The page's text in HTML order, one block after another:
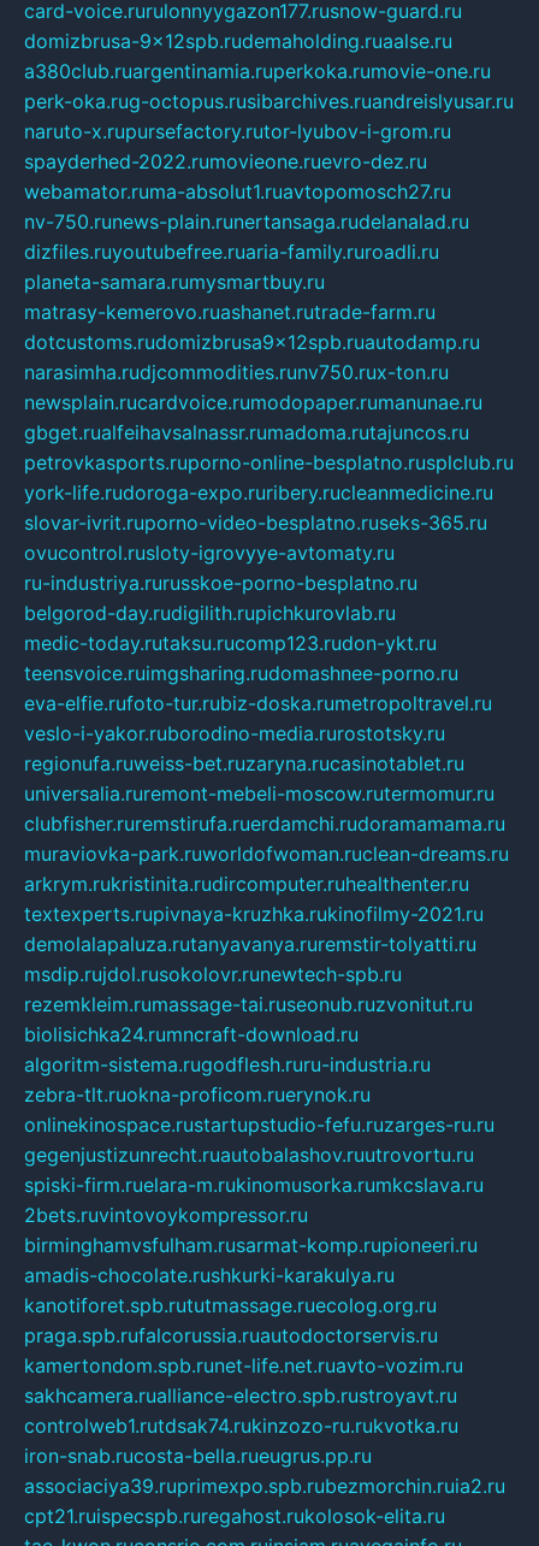
card-voice.rurulonnyygazon177.rusnow-guard.ru
domizbrusa-9x12spb.rudemaholding.ruaalse.ru
a380club.ruargentinamia.ruperkoka.rumovie-one.ru
perk-oka.rug-octopus.rusibarchives.ruandreislyusar.ru
naruto-x.rupursefactory.rutor-lyubov-i-grom.ru
spayderhed-2022.rumovieone.ruevro-dez.ru
webamator.ruma-absolut1.ruavtopomosch27.ru
nv-750.runews-plain.runertansaga.rudelanalad.ru
dizfiles.ruyoutubefree.ruaria-family.ruroadli.ru
planeta-samara.rumysmartbuy.ru
matrasy-kemerovo.ruashanet.rutrade-farm.ru
dotcustoms.rudomizbrusa9x12spb.ruautodamp.ru
narasimha.rudjcommodities.runv750.rux-ton.ru
newsplain.rucardvoice.rumodopaper.rumanunae.ru
gbget.rualfeihavsalnassr.rumadoma.rutajuncos.ru
petrovkasports.ruporno-online-besplatno.rusplclub.ru
york-life.rudoroga-expo.ruribery.rucleanmedicine.ru
slovar-ivrit.ruporno-video-besplatno.ruseks-365.ru
ovucontrol.rusloty-igrovyye-avtomaty.ru
ru-industriya.rurusskoe-porno-besplatno.ru
belgorod-day.rudigilith.rupichkurovlab.ru
medic-today.rutaksu.rucomp123.rudon-ykt.ru
teensvoice.ruimgsharing.rudomashnee-porno.ru
eva-elfie.rufoto-tur.rubiz-doska.rumetropoltravel.ru
veslo-i-yakor.ruborodino-media.rurostotsky.ru
regionufa.ruweiss-bet.ruzaryna.rucasinotablet.ru
universalia.ruremont-mebeli-moscow.rutermomur.ru
clubfisher.ruremstirufa.ruerdamchi.rudoramamama.ru
muraviovka-park.ruworldofwoman.ruclean-dreams.ru
arkrym.rukristinita.rudircomputer.ruhealthenter.ru
textexperts.rupivnaya-kruzhka.rukinofilmy-2021.ru
demolalapaluza.rutanyavanya.ruremstir-tolyatti.ru
msdip.rujdol.rusokolovr.runewtech-spb.ru
rezemkleim.rumassage-tai.ruseonub.ruzvonitut.ru
biolisichka24.rumncraft-download.ru
algoritm-sistema.rugodflesh.ruru-industria.ru
zebra-tlt.ruokna-proficom.ruerynok.ru
onlinekinospace.rustartupstudio-fefu.ruzarges-ru.ru
gegenjustizunrecht.ruautobalashov.ruutrovortu.ru
spiski-firm.ruelara-m.rukinomusorka.rumkcslava.ru
2bets.ruvintovoykompressor.ru
birminghamvsfulham.rusarmat-komp.rupioneeri.ru
amadis-chocolate.rushkurki-karakulya.ru
kanotiforet.spb.rututmassage.ruecolog.org.ru
praga.spb.rufalcorussia.ruautodoctorservis.ru
kamertondom.spb.runet-life.net.ruavto-vozim.ru
sakhcamera.rualliance-electro.spb.rustroyavt.ru
controlweb1.rutdsak74.rukinzozo-ru.rukvotka.ru
iron-snab.rucosta-bella.rueugrus.pp.ru
associaciya39.ruprimexpo.spb.rubezmorchin.ruia2.ru
cpt21.ruispecspb.ruregahost.rukolosok-elita.ru